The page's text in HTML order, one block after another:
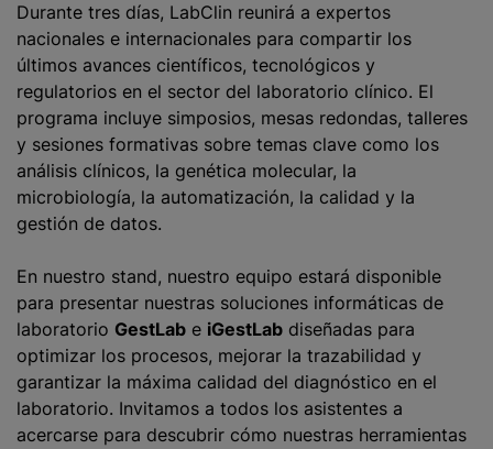
Durante tres días, LabClin reunirá a expertos
nacionales e internacionales para compartir los
últimos avances científicos, tecnológicos y
regulatorios en el sector del laboratorio clínico. El
programa incluye simposios, mesas redondas, talleres
y sesiones formativas sobre temas clave como los
análisis clínicos, la genética molecular, la
microbiología, la automatización, la calidad y la
gestión de datos.
En nuestro stand, nuestro equipo estará disponible
para presentar nuestras soluciones informáticas de
laboratorio GestLab e iGestLab diseñadas para
optimizar los procesos, mejorar la trazabilidad y
garantizar la máxima calidad del diagnóstico en el
laboratorio. Invitamos a todos los asistentes a
acercarse para descubrir cómo nuestras herramientas